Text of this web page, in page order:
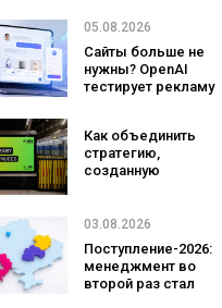
SpaceX готовит
Verizon, AT&T и T-
Mobile
05.08.2026
Сайты больше не
нужны? OpenAI
тестирует рекламу
бренда
Как объединить
стратегию,
созданную
izi и агентства
03.08.2026
Поступление-2026:
менеджмент во
второй раз стал